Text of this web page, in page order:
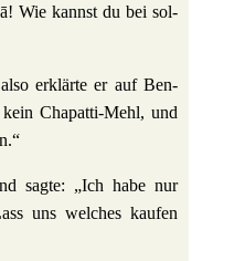
Wie kannst du bei sol­
erklärte er auf Ben­
Chapatti-Mehl, und
sagte: „Ich habe nur
uns wel­ches kaufen